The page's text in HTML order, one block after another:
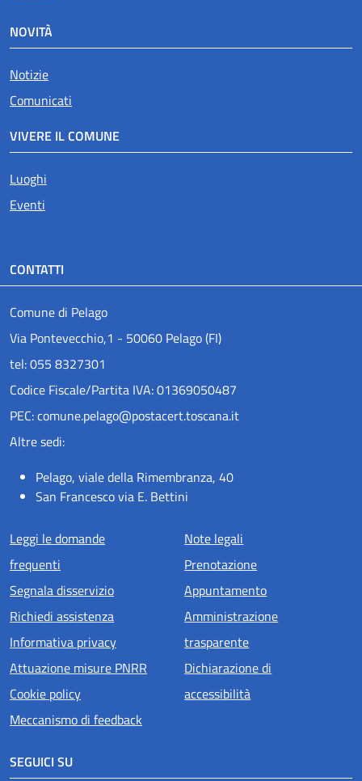
NOVITÀ
Notizie
Comunicati
VIVERE IL COMUNE
Luoghi
Eventi
CONTATTI
Comune di Pelago
Via Pontevecchio,1 - 50060 Pelago (FI)
tel: 055 8327301
Codice Fiscale/Partita IVA: 01369050487
PEC: comune.pelago@postacert.toscana.it
Altre sedi:
Pelago, viale della Rimembranza, 40
San Francesco via E. Bettini
Menu piè di pagina
Leggi le domande
frequenti
Segnala disservizio
Richiedi assistenza
Informativa privacy
Attuazione misure PNRR
Cookie policy
Meccanismo di feedback
Note legali
Prenotazione
Appuntamento
Amministrazione
trasparente
Dichiarazione di
accessibilità
SEGUICI SU